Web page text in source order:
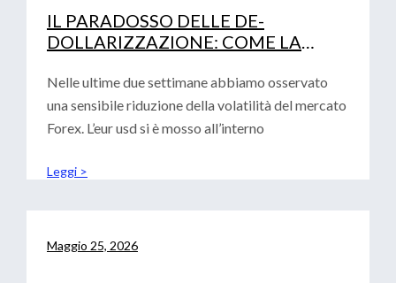
IL PARADOSSO DELLE DE-
DOLLARIZZAZIONE: COME LA
RAFFORZA IL BIGLIETTO VERDE
Nelle ultime due settimane abbiamo osservato
una sensibile riduzione della volatilità del mercato
Forex. L’eur usd si è mosso all’interno
Leggi >
Maggio 25, 2026